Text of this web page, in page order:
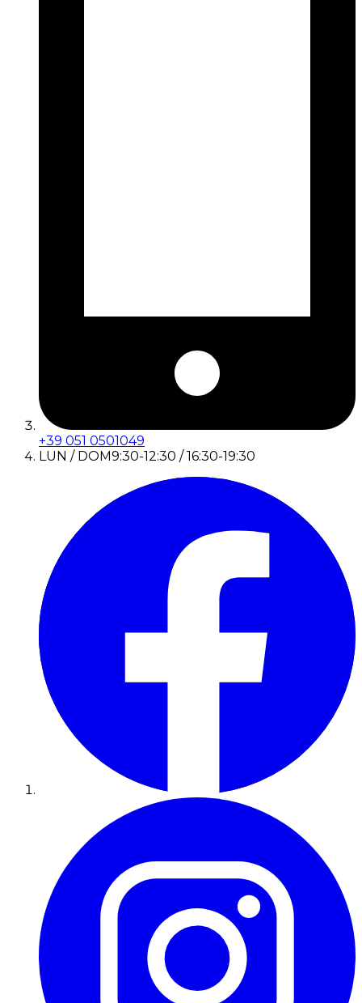
+39 051 0501049
LUN / DOM9:30-12:30 / 16:30-19:30